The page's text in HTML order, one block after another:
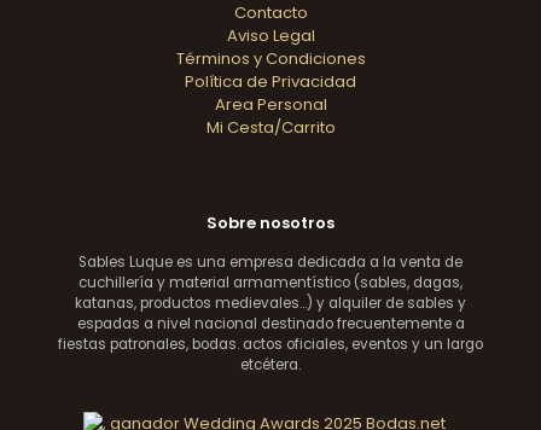
Contacto
Aviso Legal
Términos y Condiciones
Política de Privacidad
Area Personal
Mi Cesta/Carrito
Sobre nosotros
Sables Luque es una empresa dedicada a la venta de
cuchillería y material armamentístico (sables, dagas,
katanas, productos medievales...) y alquiler de sables y
espadas a nivel nacional destinado frecuentemente a
fiestas patronales, bodas. actos oficiales, eventos y un largo
etcétera.